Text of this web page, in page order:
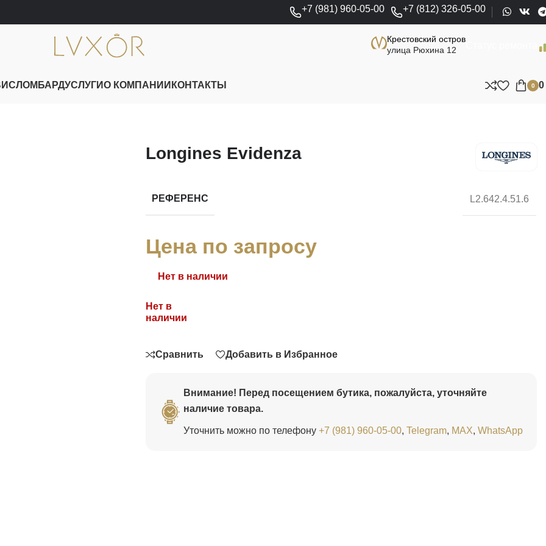
+7 (981) 960-05-00 +7 (812) 326-05-00
Крестовский остров
улица Рюхина 12
ЛОМБАРДУСЛУГИО КОМПАНИИ КОНТАКТЫ 0 0
Longines Evidenza
РЕФЕРЕНС L2.642.4.51.6
Цена по запросу
Нет в наличии
Нет в
наличии
Сравнить Добавить в Избранное
Внимание! Перед посещением бутика, пожалуйста, уточняйте
наличие товара.
Уточнить можно по телефону +7 (981) 960-05-00, Telegram, MAX, WhatsApp